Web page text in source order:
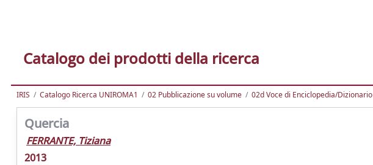
Catalogo dei prodotti della ricerca
IRIS Catalogo Ricerca UNIROMA1 02 Pubblicazione su volume 02d Voce di Enciclopedia/Dizionario
Quercia
FERRANTE, Tiziana
2013